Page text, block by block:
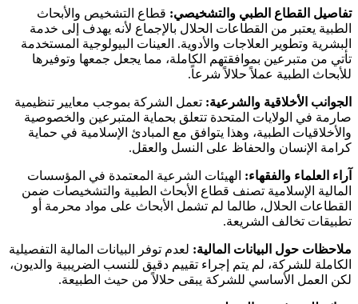
تفاصيل القطاع الطبي والتشخيصي:قطاع التشخيص والأبحاث
الطبية يعتبر من القطاعات الحلال بالإجماع لأنه يهدف إلى خدمة
البشرية وتطوير العلاجات والأدوية. العينات البيولوجية المستخدمة
تأتي من متبرعين بموافقتهم الكاملة، مما يجعل جمعها وتوفيرها
للأبحاث الطبية عملاً حلالاً شرعاً.
الجوانب الأخلاقية والشرعية:تعمل الشركة بموجب معايير تنظيمية
صارمة في الولايات المتحدة تتعلق بحماية المتبرعين والخصوصية
والأخلاقيات الطبية، وهذا يتوافق مع المبادئ الإسلامية في حماية
كرامة الإنسان والحفاظ على النسل والعقل.
آراء العلماء والفقهاء:الهيئات الشرعية المعتمدة في المؤسسات
المالية الإسلامية تصنف قطاع الأبحاث الطبية والتشخيصات ضمن
القطاعات الحلال، طالما لم تشمل الأبحاث على مواد محرمة أو
تطبيقات تخالف الشريعة.
ملاحظات حول البيانات المالية:لعدم توفر البيانات المالية التفصيلية
الكاملة للشركة، لم يتم إجراء تقييم دقيق للنسب الضريبية والديون،
لكن العمل الأساسي للشركة يبقى حلالاً من حيث الطبيعة.